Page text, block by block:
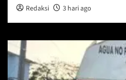
Redaksi 3 hari ago